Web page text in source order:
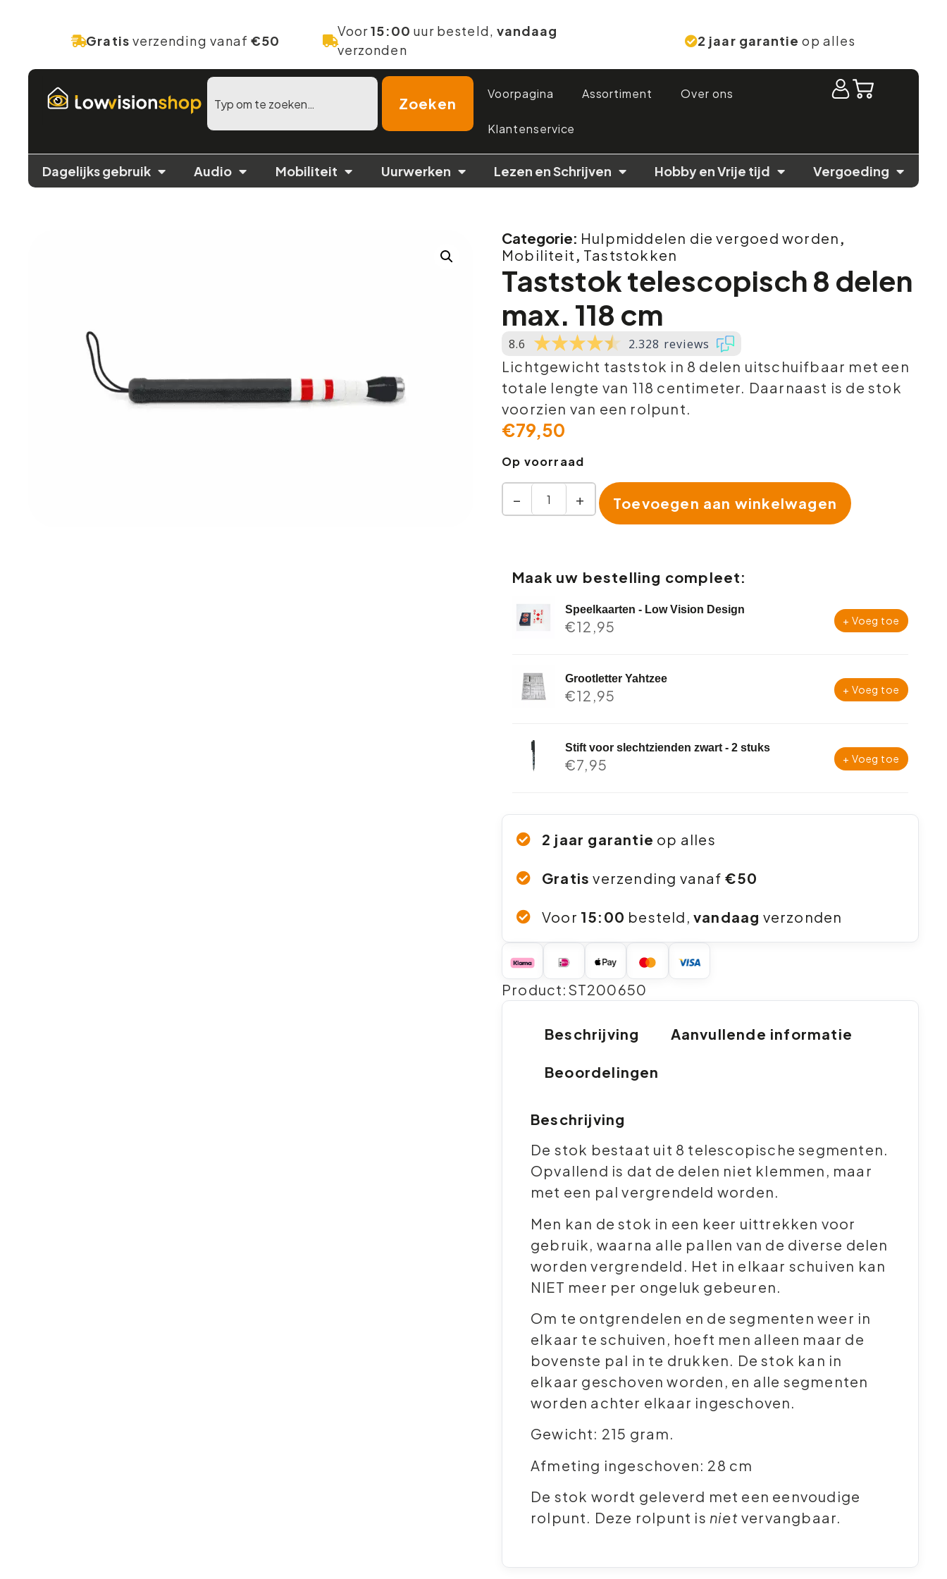
Gratis verzending vanaf €50
Voor15:00 uur besteld, vandaag
verzonden
2 jaar garantie op alles
Zoeken
Voorpagina Assortiment Over ons
Klantenservice
Dagelijks gebruik Audio Mobiliteit Uurwerken Lezen en Schrijven Hobby en Vrije tijd Vergoeding
Categorie: Hulpmiddelen die vergoed worden ,
Mobiliteit , Taststokken
Taststok telescopisch 8 delen
max. 118 cm
8.6 2.328 reviews
Lichtgewicht taststok in 8 delen uitschuifbaar met een
totale lengte van 118 centimeter. Daarnaast is de stok
voorzien van een rolpunt.
€79,50
Op voorraad
− + Toevoegen aan winkelwagen
Maak uw bestelling compleet:
Speelkaarten - Low Vision Design
€12,95 + Voeg toe
Grootletter Yahtzee
€12,95 + Voeg toe
Stift voor slechtzienden zwart - 2 stuks
€7,95 + Voeg toe
2 jaar garantie op alles
Gratis verzending vanaf €50
Voor 15:00 besteld, vandaag verzonden
Product:ST200650
Beschrijving Aanvullende informatie
Beoordelingen
Beschrijving
De stok bestaat uit 8 telescopische segmenten.
Opvallend is dat de delen niet klemmen, maar
met een pal vergrendeld worden.
Men kan de stok in een keer uittrekken voor
gebruik, waarna alle pallen van de diverse delen
worden vergrendeld. Het in elkaar schuiven kan
NIET meer per ongeluk gebeuren.
Om te ontgrendelen en de segmenten weer in
elkaar te schuiven, hoeft men alleen maar de
bovenste pal in te drukken. De stok kan in
elkaar geschoven worden, en alle segmenten
worden achter elkaar ingeschoven.
Gewicht: 215 gram.
Afmeting ingeschoven: 28 cm
De stok wordt geleverd met een eenvoudige
rolpunt. Deze rolpunt is niet vervangbaar.